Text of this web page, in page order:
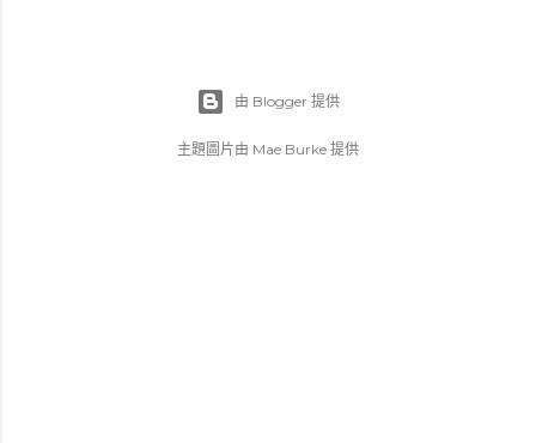
由 Blogger 提供
主題圖片由 Mae Burke 提供